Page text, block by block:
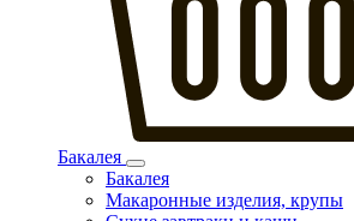
Бакалея
Бакалея
Макаронные изделия, крупы